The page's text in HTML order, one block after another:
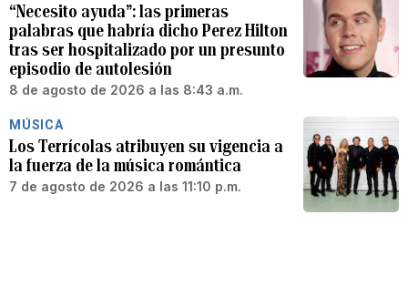
“Necesito ayuda”: las primeras
palabras que habría dicho Perez Hilton
tras ser hospitalizado por un presunto
episodio de autolesión
8 de agosto de 2026 a las 8:43 a.m.
MÚSICA
Los Terrícolas atribuyen su vigencia a
la fuerza de la música romántica
7 de agosto de 2026 a las 11:10 p.m.